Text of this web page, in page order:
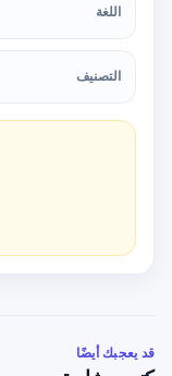
اللغة
التصنيف
قد يعجبك أيضًا